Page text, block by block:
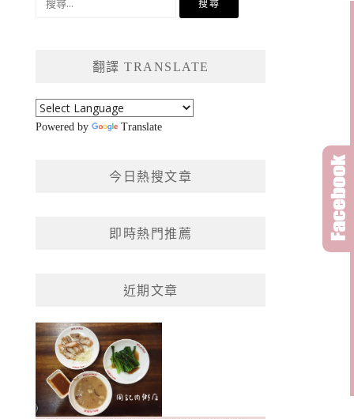
翻譯 TRANSLATE
Powered by Translate
今日熱搜文章
即時熱門推薦
近期文章